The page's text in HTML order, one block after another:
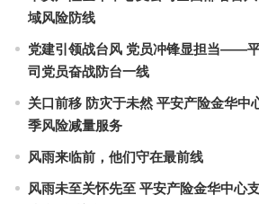
域风险防线
党建引领战台风 党员冲锋显担当——
司党员奋战防台一线
关口前移 防灾于未然 平安产险金华中
季风险减量服务
风雨来临前，他们守在最前线
风雨未至关怀先至 平安产险金华中心